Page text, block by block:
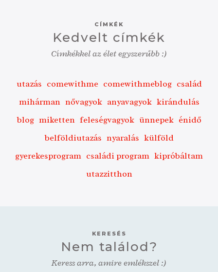
CÍMKÉK
Kedvelt címkék
Címkékkel az élet egyszerűbb :)
utazás comewithme comewithmeblog család
mihárman nővagyok anyavagyok kirándulás
blog miketten feleségvagyok ünnepek énidő
belföldiutazás nyaralás külföld
gyerekesprogram családi program kipróbáltam
utazzitthon
KERESÉS
Nem találod?
Keress arra, amire emlékszel :)